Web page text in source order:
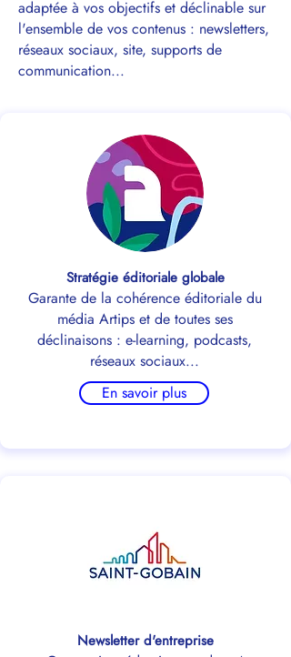
adaptée à vos objectifs et déclinable sur
l'ensemble de vos contenus : newsletters,
réseaux sociaux, site, supports de
communication...
Stratégie éditoriale globale
Garante de la cohérence éditoriale du
média Artips et de toutes ses
déclinaisons : e-learning, podcasts,
réseaux sociaux...
En savoir plus
Newsletter d'entreprise